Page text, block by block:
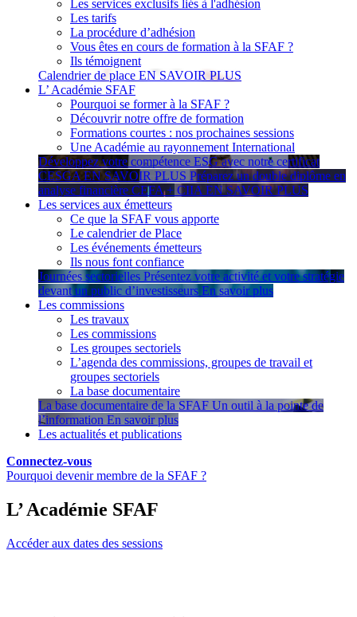
Les services exclusifs liés à l'adhésion
Les tarifs
La procédure d’adhésion
Vous êtes en cours de formation à la SFAF ?
Ils témoignent
Calendrier de place EN SAVOIR PLUS
L’ Académie SFAF
Pourquoi se former à la SFAF ?
Découvrir notre offre de formation
Formations courtes : nos prochaines sessions
Une Académie au rayonnement International
Développez votre compétence ESG avec notre certificat
CESGA EN SAVOIR PLUS Préparez un double diplôme en
analyse financière CEFA + CIIA EN SAVOIR PLUS
Les services aux émetteurs
Ce que la SFAF vous apporte
Le calendrier de Place
Les événements émetteurs
Ils nous font confiance
Journées sectorielles Présentez votre activité et votre stratégie
devant un public d’investisseurs En savoir plus
Les commissions
Les travaux
Les commissions
Les groupes sectoriels
L’agenda des commissions, groupes de travail et
groupes sectoriels
La base documentaire
La base documentaire de la SFAF Un outil à la pointe de
l’information En savoir plus
Les actualités et publications
Connectez-vous
Pourquoi devenir membre de la SFAF ?
L’ Académie SFAF
Accéder aux dates des sessions